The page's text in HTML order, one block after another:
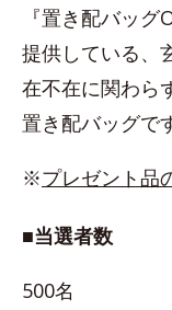
『置き配バッ
提供している、
在不在に関わら
置き配バッグで
※プレゼント品
■当選者数
500名